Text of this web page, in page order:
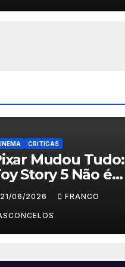
CRITICAS
Mudou Tudo:
Story 5 Não é
Para Crianças
21/06/2026 FRANCO